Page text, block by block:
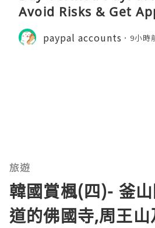
Avoid Risks & Get
paypal accounts 9小時
旅遊
韓國賞楓(四)- 釜
道的佛國寺,周王